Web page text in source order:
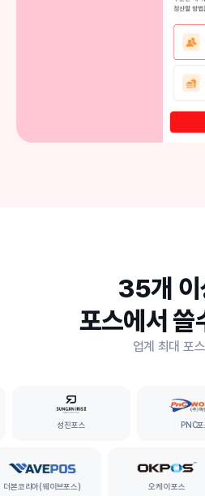
35개 이
포스에서 쓸
업계 최대 포
성진포스 PNC포스
오케이 포스
더본코리아(웨이브포스)